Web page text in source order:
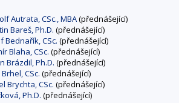
Autrata, CSc., MBA(přednášející)
Bareš, Ph.D. (přednášející)
Bednařík, CSc. (přednášející)
Blaha, CSc. (přednášející)
Brázdil, Ph.D. (přednášející)
CSc. (přednášející)
Brychta, CSc. (přednášející)
Ph.D. (přednášející)